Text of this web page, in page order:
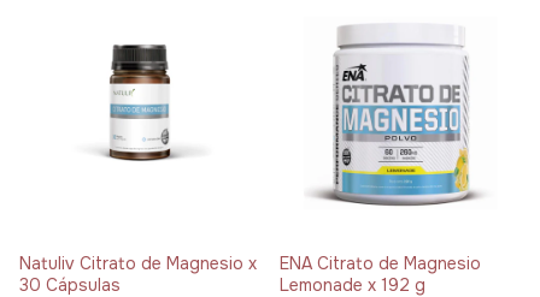
Natuliv Citrato de Magnesio x
30 Cápsulas
ENA Citrato de Magnesio
Lemonade x 192 g